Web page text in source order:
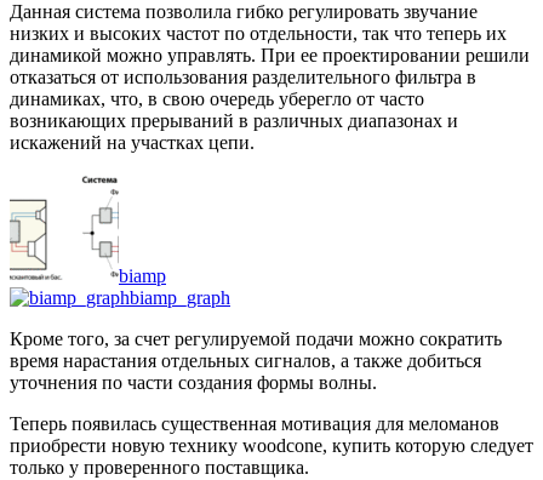
Данная система позволила гибко регулировать звучание
низких и высоких частот по отдельности, так что теперь их
динамикой можно управлять. При ее проектировании решили
отказаться от использования разделительного фильтра в
динамиках, что, в свою очередь уберегло от часто
возникающих прерываний в различных диапазонах и
искажений на участках цепи.
biamp
biamp_graph
Кроме того, за счет регулируемой подачи можно сократить
время нарастания отдельных сигналов, а также добиться
уточнения по части создания формы волны.
Теперь появилась существенная мотивация для меломанов
приобрести новую технику woodcone, купить которую следует
только у проверенного поставщика.